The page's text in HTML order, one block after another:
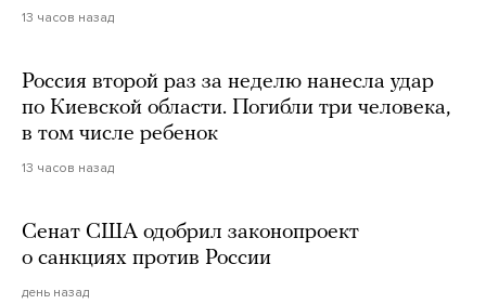
13 часов назад
Россия второй раз за неделю нанесла удар
по Киевской области. Погибли три человека,
в том числе ребенок
13 часов назад
Сенат США одобрил законопроект
о санкциях против России
день назад